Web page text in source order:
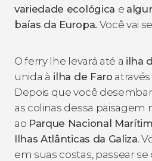
variedade ecológica e
baías da Europa. Você vai
O ferry lhe levará até a ilha
unida à ilha de Faro através
Depois que você
as colinas dessa
ao Parque Nacional
Ilhas Atlânticas da Galiza.
em suas costas, passear